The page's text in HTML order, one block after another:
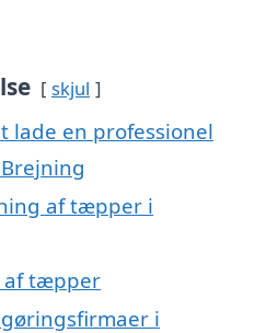
skjul
lade en professionel
af tæpper i
af tæpper
i